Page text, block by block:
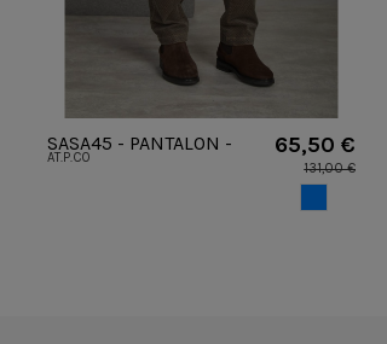
SASA45 - PANTALON -
AT.P.CO
AT.P.C0 65,50 €
131,00 €